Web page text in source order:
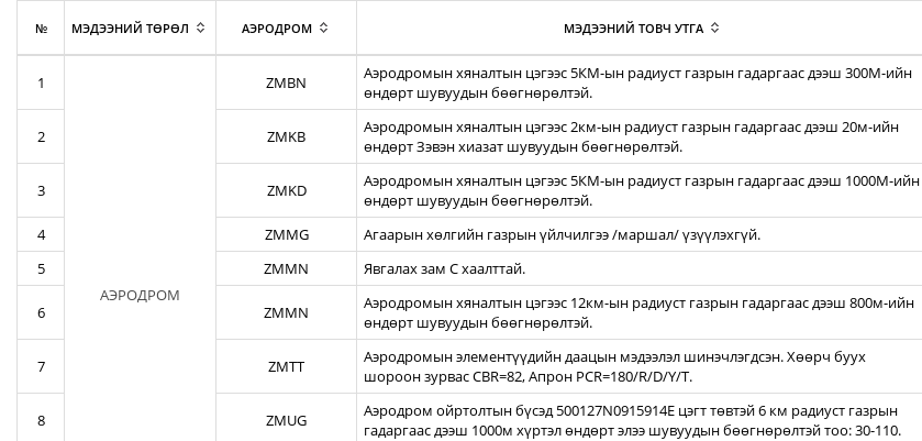
№ МЭДЭЭНИЙ ТӨРӨЛ АЭРОДРОМ МЭДЭЭНИЙ ТОВЧ УТГА
1
АЭРОДРОМ
ZMBN
Аэродромын хяналтын цэгээс 5КМ-ын радиуст газрын гадаргаас дээш 300М-ийн
өндөрт шувуудын бөөгнөрөлтэй.
2 ZMKB
Аэродромын хяналтын цэгээс 2км-ын радиуст газрын гадаргаас дээш 20м-ийн
өндөрт Зэвэн хиазат шувуудын бөөгнөрөлтэй.
3 ZMKD
Аэродромын хяналтын цэгээс 5КМ-ын радиуст газрын гадаргаас дээш 1000М-ийн
өндөрт шувуудын бөөгнөрөлтэй.
4 ZMMG Агаарын хөлгийн газрын үйлчилгээ /маршал/ үзүүлэхгүй.
5
ZMMN Явгалах зам С хаалттай.
6 ZMMN
Аэродромын хяналтын цэгээс 12км-ын радиуст газрын гадаргаас дээш 800м-ийн
өндөрт шувуудын бөөгнөрөлтэй.
7 ZMTT
Аэродромын элементүүдийн даацын мэдээлэл шинэчлэгдсэн. Хөөрч буух
шороон зурвас CBR=82, Апрон PCR=180/R/D/Y/T.
8 ZMUG
Аэродром ойртолтын бүсэд 500127N0915914E цэгт төвтэй 6 км радиуст газрын
гадаргаас дээш 1000м хүртэл өндөрт элээ шувуудын бөөгнөрөлтэй тоо: 30-110.